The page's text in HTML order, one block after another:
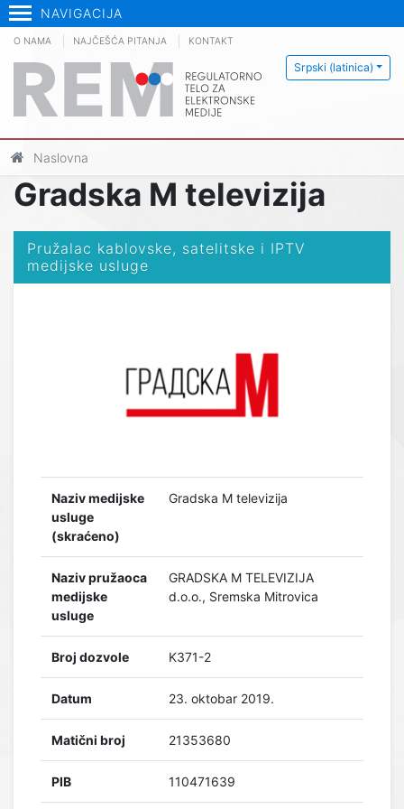
NAVIGACIJA
Srpski (latinica)
O NAMA NAJČEŠĆA PITANJA KONTAKT
Naslovna
Gradska M televizija
Pružalac kablovske, satelitske i IPTV
medijske usluge
Naziv medijske
usluge
(skraćeno)
Gradska M televizija
Naziv pružaoca
medijske
usluge
GRADSKA M TELEVIZIJA
d.o.o., Sremska Mitrovica
Broj dozvole K371-2
Datum 23. oktobar 2019.
Matični broj 21353680
PIB 110471639